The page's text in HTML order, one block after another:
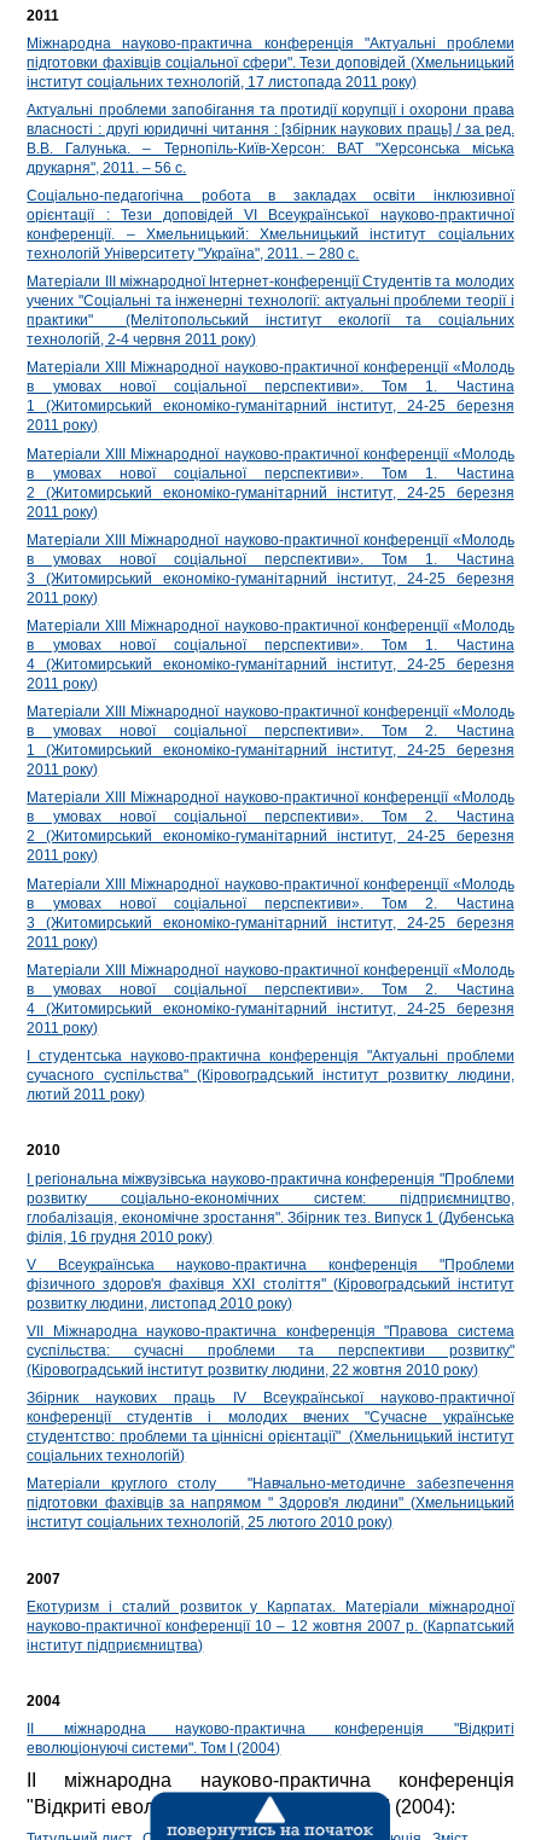
2011
Міжнародна науково-практична конференція "Актуальні проблеми
підготовки фахівців соціальної сфери". Тези доповідей (Хмельницький
інститут соціальних технологій, 17 листопада 2011 року)
Актуальні проблеми запобігання та протидії корупції і охорони права
власності : другі юридичні читання : [збірник наукових праць] / за ред.
В.В. Галунька. – Тернопіль-Київ-Херсон: ВАТ "Херсонська міська
друкарня", 2011. – 56 с.
Соціально-педагогічна робота в закладах освіти інклюзивної
орієнтації : Тези доповідей VІ Всеукраїнської науково-практичної
конференції. – Хмельницький: Хмельницький інститут соціальних
технологій Університету "Україна", 2011. – 280 с.
Матеріали III міжнародної Інтернет-конференції Студентів та молодих
учених "Cоціальні та інженерні технології: актуальні проблеми теорії і
практики" (Мелітопольський інститут екології та соціальних
технологій, 2-4 червня 2011 року)
Матеріали ХІІІ Міжнародної науково-практичної конференції «Молодь
в умовах нової соціальної перспективи». Том 1. Частина
1 (Житомирський економіко-гуманітарний інститут, 24-25 березня
2011 року)
Матеріали ХІІІ Міжнародної науково-практичної конференції «Молодь
в умовах нової соціальної перспективи». Том 1. Частина
2 (Житомирський економіко-гуманітарний інститут, 24-25 березня
2011 року)
Матеріали ХІІІ Міжнародної науково-практичної конференції «Молодь
в умовах нової соціальної перспективи». Том 1. Частина
3 (Житомирський економіко-гуманітарний інститут, 24-25 березня
2011 року)
Матеріали ХІІІ Міжнародної науково-практичної конференції «Молодь
в умовах нової соціальної перспективи». Том 1. Частина
4 (Житомирський економіко-гуманітарний інститут, 24-25 березня
2011 року)
Матеріали ХІІІ Міжнародної науково-практичної конференції «Молодь
в умовах нової соціальної перспективи». Том 2. Частина
1 (Житомирський економіко-гуманітарний інститут, 24-25 березня
2011 року)
Матеріали ХІІІ Міжнародної науково-практичної конференції «Молодь
в умовах нової соціальної перспективи». Том 2. Частина
2 (Житомирський економіко-гуманітарний інститут, 24-25 березня
2011 року)
Матеріали ХІІІ Міжнародної науково-практичної конференції «Молодь
в умовах нової соціальної перспективи». Том 2. Частина
3 (Житомирський економіко-гуманітарний інститут, 24-25 березня
2011 року)
Матеріали ХІІІ Міжнародної науково-практичної конференції «Молодь
в умовах нової соціальної перспективи». Том 2. Частина
4 (Житомирський економіко-гуманітарний інститут, 24-25 березня
2011 року)
I студентська науково-практична конференція "Актуальні проблеми
сучасного суспільства" (Кіровоградський інститут розвитку людини,
лютий 2011 року)
2010
І регіональна міжвузівська науково-практична конференція "Проблеми
розвитку соціально-економічних систем: підприємництво,
глобалізація, економічне зростання". Збірник тез. Випуск 1 (Дубенська
філія, 16 грудня 2010 року)
V Всеукраїнська науково-практична конференція "Проблеми
фізичного здоров'я фахівця XXI століття" (Кіровоградський інститут
розвитку людини, листопад 2010 року)
VII Міжнародна науково-практична конференція "Правова система
суспільства: сучасні проблеми та перспективи розвитку"
(Кіровоградський інститут розвитку людини, 22 жовтня 2010 року)
Збірник наукових праць IV Всеукраїнської науково-практичної
конференції студентів і молодих вчених "Сучасне українське
студентство: проблеми та ціннісні орієнтації" (Хмельницький інститут
соціальних технологій)
Матеріали круглого столу "Навчально-методичне забезпечення
підготовки фахівців за напрямом " Здоров'я людини" (Хмельницький
інститут соціальних технологій, 25 лютого 2010 року)
2007
Екотуризм і сталий розвиток у Карпатах. Матеріали міжнародної
науково-практичної конференції 10 – 12 жовтня 2007 р. (Карпатський
інститут підприємництва)
2004
ІІ міжнародна науково-практична конференція "Відкриті
еволюціонуючі системи". Том І (2004)
ІІ міжнародна науково-практична конференція
"Відкриті еволюціонуючі системи". Том ІІ (2004):